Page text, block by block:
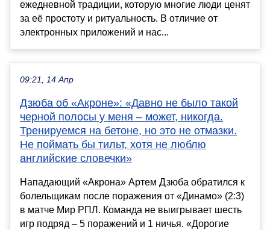
ежедневной традиции, которую многие люди ценят
за её простоту и ритуальность. В отличие от
электронных приложений и нас...
09:21, 14 Апр
Дзюба об «Акроне»: «Давно не было такой
черной полосы у меня – может, никогда.
Тренируемся на бетоне, но это не отмазки.
Не поймать бы тильт, хотя не люблю
английские словечки»
Нападающий «Акрона» Артем Дзюба обратился к
болельщикам после поражения от «Динамо» (2:3)
в матче Мир РПЛ. Команда не выигрывает шесть
игр подряд – 5 поражений и 1 ничья. «Дорогие